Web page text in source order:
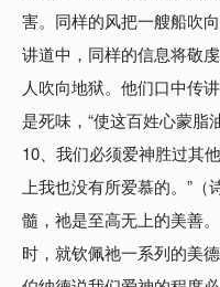
害。同样的风把一艘船吹
讲道中，同样的信息将敬
人吹向地狱。他们口中传
是死味，“使这百姓心蒙脂
10、我们必须爱神胜过其
上我也没有所爱慕的。”
髓，祂是至高无上的美善
时，就钦佩祂一系列的美